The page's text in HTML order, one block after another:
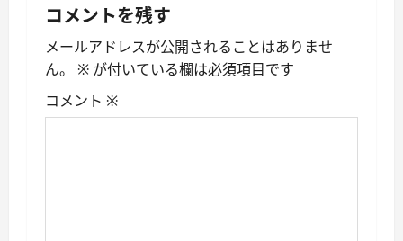
ー
シ
ョ
コメントを残す
メールアドレスが公開されることはありませ
ん。
※ が付いている欄は必須項目です
コメント ※